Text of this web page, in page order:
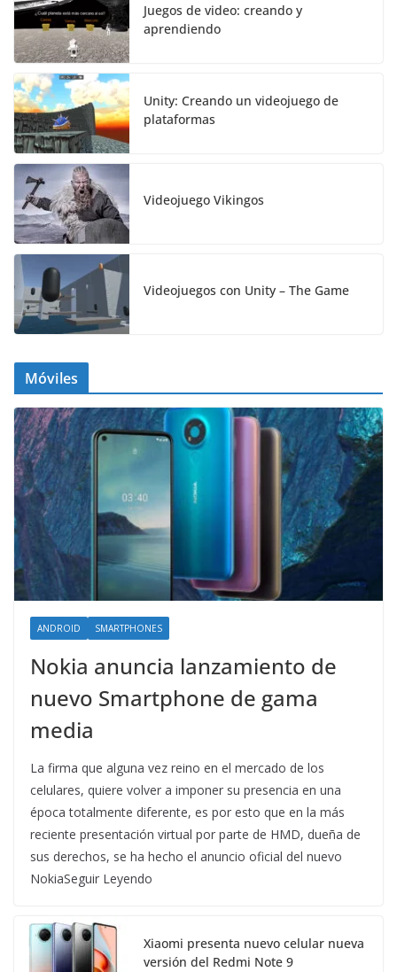
Juegos de video: creando y
aprendiendo
Unity: Creando un videojuego de
plataformas
Videojuego Vikingos
Videojuegos con Unity – The Game
Móviles
ANDROID SMARTPHONES
Nokia anuncia lanzamiento de
nuevo Smartphone de gama
media
La firma que alguna vez reino en el mercado de los
celulares, quiere volver a imponer su presencia en una
época totalmente diferente, es por esto que en la más
reciente presentación virtual por parte de HMD, dueña de
sus derechos, se ha hecho el anuncio oficial del nuevo
NokiaSeguir Leyendo
Xiaomi presenta nuevo celular nueva
versión del Redmi Note 9